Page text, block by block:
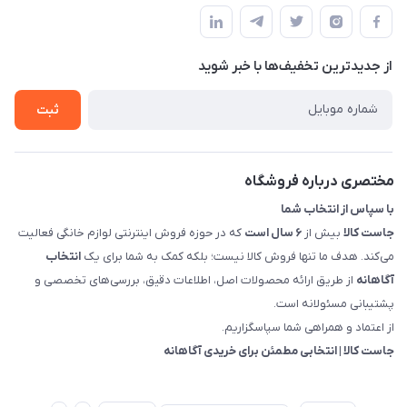
سمت چپ (فروشگاه صوتی عباسی) - "تحویل حضوری فقط با
هماهنگی"
حساب کاربری
تماس با ما
راهنما
پرسش های شما
شرایط و ضوابط گارانتی
روش های بازگرداندن کالا
از جدید‌ترین تخفیف‌ها با‌ خبر شوید
ثبت
مختصری درباره فروشگاه
با سپاس از انتخاب شما
جاست کالا بیش از ۶ سال است
که در حوزه فروش اینترنتی لوازم خانگی فعالیت
می‌کند. هدف ما تنها فروش کالا نیست؛ بلکه کمک به شما برای یک انتخاب
آگاهانه از طریق ارائه محصولات اصل، اطلاعات دقیق، بررسی‌های تخصصی و
پشتیبانی مسئولانه است.
از اعتماد و همراهی شما سپاسگزاریم.
جاست کالا | انتخابی مطمئن برای خریدی آگاهانه